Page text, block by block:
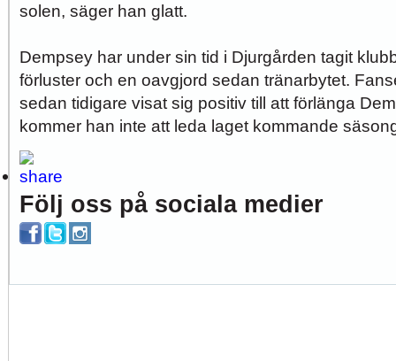
solen, säger han glatt.
Dempsey har under sin tid i Djurgården tagit
förluster och en oavgjord sedan tränarbytet.
sedan tidigare visat sig positiv till att förlänga
kommer han inte att leda laget kommande
Följ oss på sociala medier